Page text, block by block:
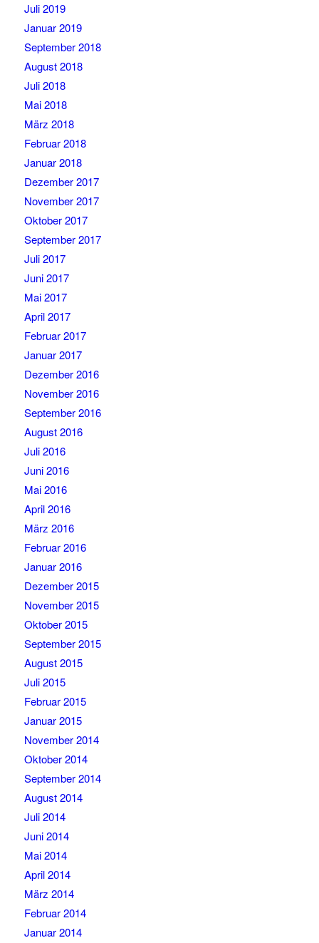
Juli 2019
Januar 2019
September 2018
August 2018
Juli 2018
Mai 2018
März 2018
Februar 2018
Januar 2018
Dezember 2017
November 2017
Oktober 2017
September 2017
Juli 2017
Juni 2017
Mai 2017
April 2017
Februar 2017
Januar 2017
Dezember 2016
November 2016
September 2016
August 2016
Juli 2016
Juni 2016
Mai 2016
April 2016
März 2016
Februar 2016
Januar 2016
Dezember 2015
November 2015
Oktober 2015
September 2015
August 2015
Juli 2015
Februar 2015
Januar 2015
November 2014
Oktober 2014
September 2014
August 2014
Juli 2014
Juni 2014
Mai 2014
April 2014
März 2014
Februar 2014
Januar 2014